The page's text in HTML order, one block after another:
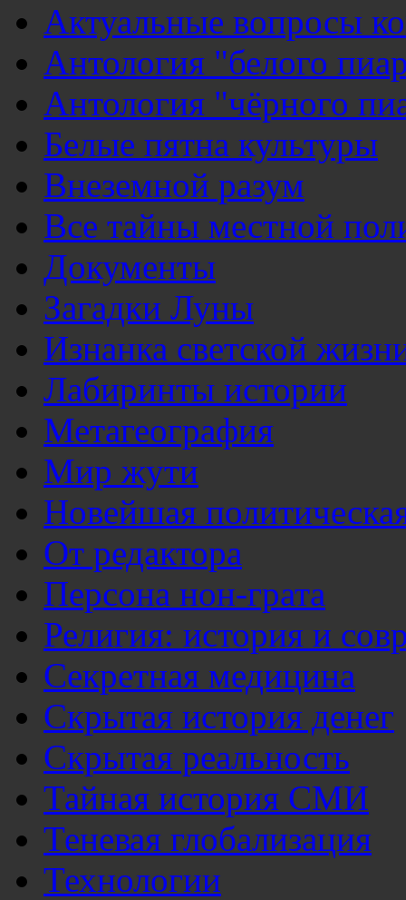
Актуальные вопросы
Антология "белого
Антология "чёрного
Белые пятна культуры
Внеземной разум
Все тайны местной
Документы
Загадки Луны
Изнанка светской
Лабиринты истории
Метагеография
Мир жути
Новейшая
От редактора
Персона нон-грата
Религия: история и
Секретная медицина
Скрытая история денег
Скрытая реальность
Тайная история СМИ
Теневая глобализация
Технологии